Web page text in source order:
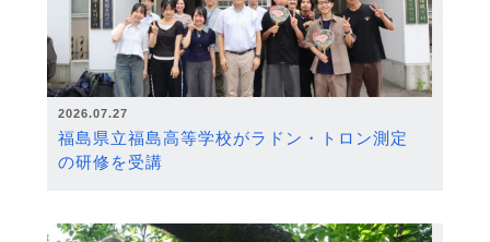
2026.07.27
福島県立福島高等学校がラドン・トロン測定
の研修を受講